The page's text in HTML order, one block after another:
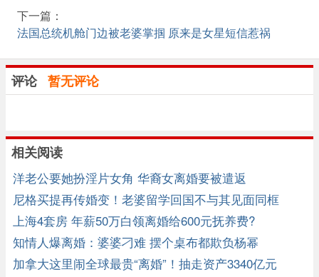
下一篇：
法国总统机舱门边被老婆掌掴 原来是女星短信惹祸
评论 暂无评论
相关阅读
洋老公要她扮淫片女角 华裔女离婚要被遣返
尼格买提再传婚变！老婆留学回国不与其见面同框
上海4套房 年薪50万白领离婚给600元抚养费?
知情人爆离婚：婆婆刁难 摆个桌布都欺负杨幂
加拿大这里闹全球最贵“离婚”！抽走资产3340亿元